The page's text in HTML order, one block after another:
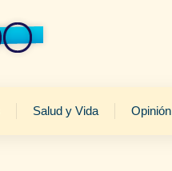
Salud y Vida Opinión